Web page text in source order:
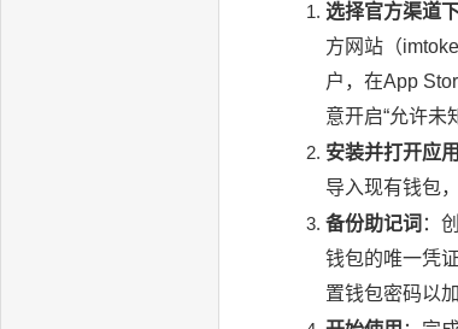
选择官方渠道
方网站（
户，在App
意开启“允许未
安装并打开应用
导入现有钱包
备份助记词 ：
钱包的唯一凭
置钱包密码以